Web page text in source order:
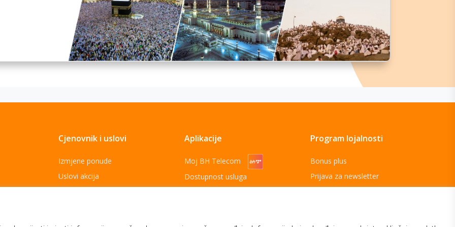
Cjenovnik i uslovi
Izmjene ponude
Uslovi akcija
Aplikacije
Moj BH Telecom
Dostupnost usluga
Program lojalnosti
Bonus plus
Prijava za newsletter